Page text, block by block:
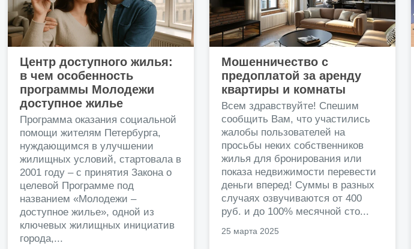
Центр доступного жилья:
в чем особенность
программы Молодежи
доступное жилье
Программа оказания социальной
помощи жителям Петербурга,
нуждающимся в улучшении
жилищных условий, стартовала в
2001 году – с принятия Закона о
целевой Программе под
названием «Молодежи –
доступное жилье», одной из
ключевых жилищных инициатив
города,...
Мошенничество с
предоплатой за аренду
квартиры и комнаты
Всем здравствуйте! Спешим
сообщить Вам, что участились
жалобы пользователей на
просьбы неких собственников
жилья для бронирования или
показа недвижимости перевести
деньги вперед! Суммы в разных
случаях озвучиваются от 400
руб. и до 100% месячной сто...
25 марта 2025